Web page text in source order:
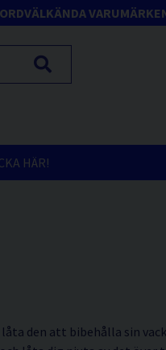
VÄLKÄNDA
HÄR!
den att bibehålla sin